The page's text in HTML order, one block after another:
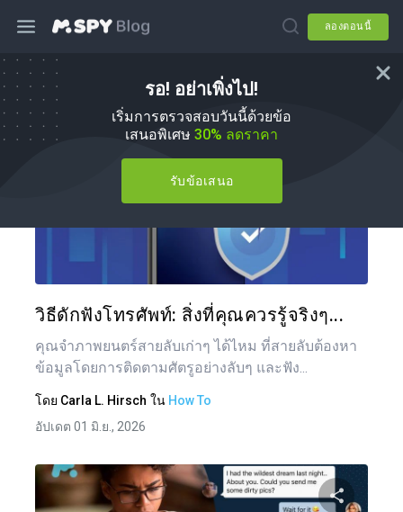
ลองตอนนี้
รอ! อย่าเพิ่งไป!
เริ่มการตรวจสอบวันนี้ด้วยข้อ
เสนอพิเศษ 30% ลดราคา
รับข้อเสนอ
วิธีการ
วิธีดักฟังโทรศัพท์: สิ่งที่คุณควรรู้จริงๆ...
คุณจำภาพยนตร์สายลับเก่าๆ ได้ไหม ที่สายลับต้องหา
ข้อมูลโดยการติดตามศัตรูอย่างลับๆ และฟัง...
โดย Carla L. Hirsch ใน How To
อัปเดต 01 มิ.ย., 2026